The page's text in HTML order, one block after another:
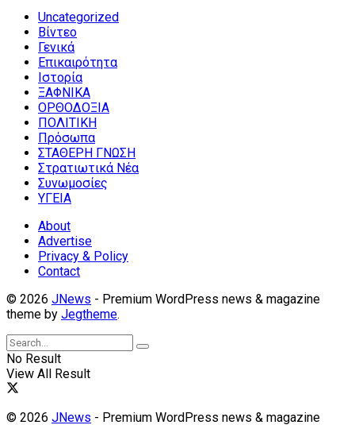
Uncategorized
Βίντεο
Γενικά
Επικαιρότητα
Ιστορία
ΞΑΦΝΙΚΑ
ΟΡΘΟΔΟΞΙΑ
ΠΟΛΙΤΙΚΗ
Πρόσωπα
ΣΤΑΘΕΡΗ ΓΝΩΣΗ
Στρατιωτικά Νέα
Συνωμοσίες
ΥΓΕΙΑ
About
Advertise
Privacy & Policy
Contact
© 2026 JNews - Premium WordPress news & magazine
theme by Jegtheme.
No Result
View All Result
© 2026 JNews - Premium WordPress news & magazine